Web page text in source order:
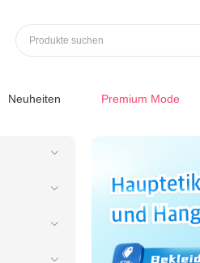
Produkte suchen
Neuheiten Premium Mode